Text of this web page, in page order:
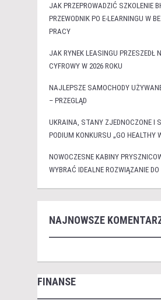
JAK PRZEPROWADZIĆ SZKOLENIE
PRZEWODNIK PO E-LEARNINGU W
PRACY
JAK RYNEK LEASINGU PRZESZEDŁ
CYFROWY W 2026 ROKU
NAJLEPSZE SAMOCHODY
– PRZEGLĄD
UKRAINA, STANY ZJEDNOCZONE I
PODIUM KONKURSU „GO HEALTHY
NOWOCZESNE KABINY
WYBRAĆ IDEALNE ROZWIĄZANIE
NAJNOWSZE
FINANSE